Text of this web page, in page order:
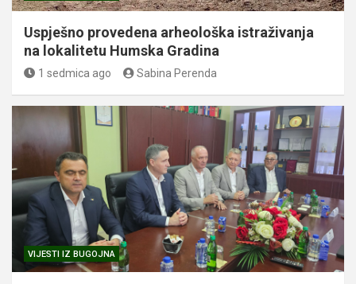
Uspješno provedena arheološka istraživanja
na lokalitetu Humska Gradina
1 sedmica ago Sabina Perenda
VIJESTI IZ BUGOJNA